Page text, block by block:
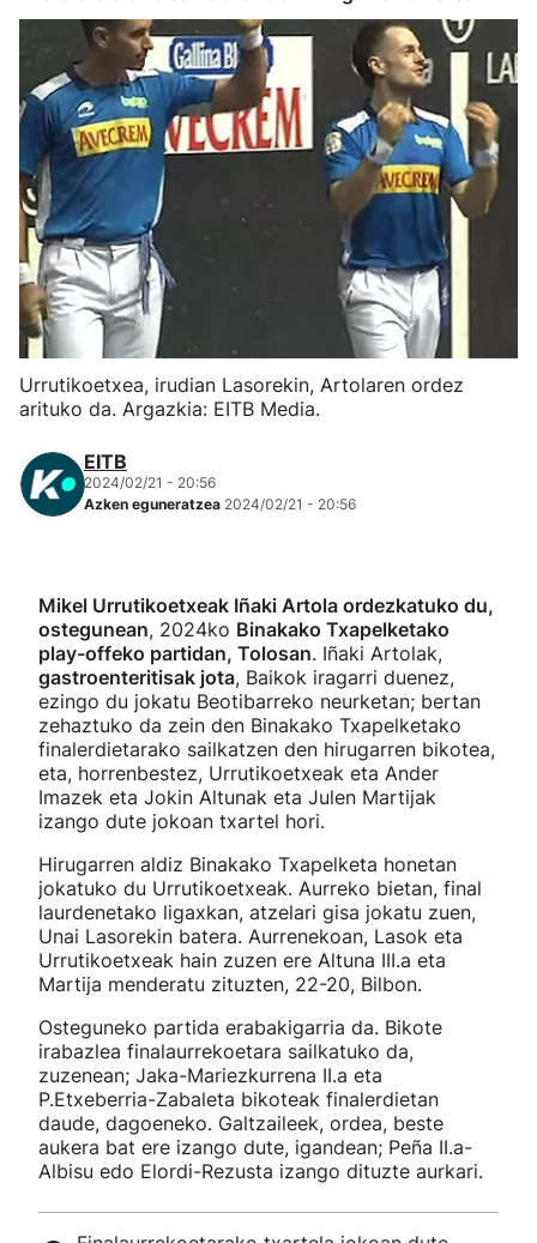
Herri-kirolak
Eskubaloia
Kirolak 360
Atletismoa
Mendi-lasterketak
Kirol gehiago
Urrutikoetxea, irudian Lasorekin, Artolaren ordez
arituko da. Argazkia: EITB Media.
EITB
2024/02/21 - 20:56
Azken eguneratzea 2024/02/21 - 20:56
Mikel Urrutikoetxeak Iñaki Artola ordezkatuko du,
ostegunean, 2024ko Binakako Txapelketako
play-offeko partidan, Tolosan. Iñaki Artolak,
gastroenteritisak jota, Baikok iragarri duenez,
ezingo du jokatu Beotibarreko neurketan; bertan
zehaztuko da zein den Binakako Txapelketako
finalerdietarako sailkatzen den hirugarren bikotea,
eta, horrenbestez, Urrutikoetxeak eta Ander
Imazek eta Jokin Altunak eta Julen Martijak
izango dute jokoan txartel hori.
Hirugarren aldiz Binakako Txapelketa honetan
jokatuko du Urrutikoetxeak. Aurreko bietan, final
laurdenetako ligaxkan, atzelari gisa jokatu zuen,
Unai Lasorekin batera. Aurrenekoan, Lasok eta
Urrutikoetxeak hain zuzen ere Altuna III.a eta
Martija menderatu zituzten, 22-20, Bilbon.
Osteguneko partida erabakigarria da. Bikote
irabazlea finalaurrekoetara sailkatuko da,
zuzenean; Jaka-Mariezkurrena II.a eta
P.Etxeberria-Zabaleta bikoteak finalerdietan
daude, dagoeneko. Galtzaileek, ordea, beste
aukera bat ere izango dute, igandean; Peña II.a-
Albisu edo Elordi-Rezusta izango dituzte aurkari.